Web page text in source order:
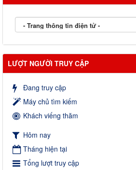
LƯỢT NGƯỜI TRUY CẬP
Đang truy cập
Máy chủ tìm kiếm
Khách viếng thăm
Hôm nay
Tháng hiện tại
Tổng lượt truy cập